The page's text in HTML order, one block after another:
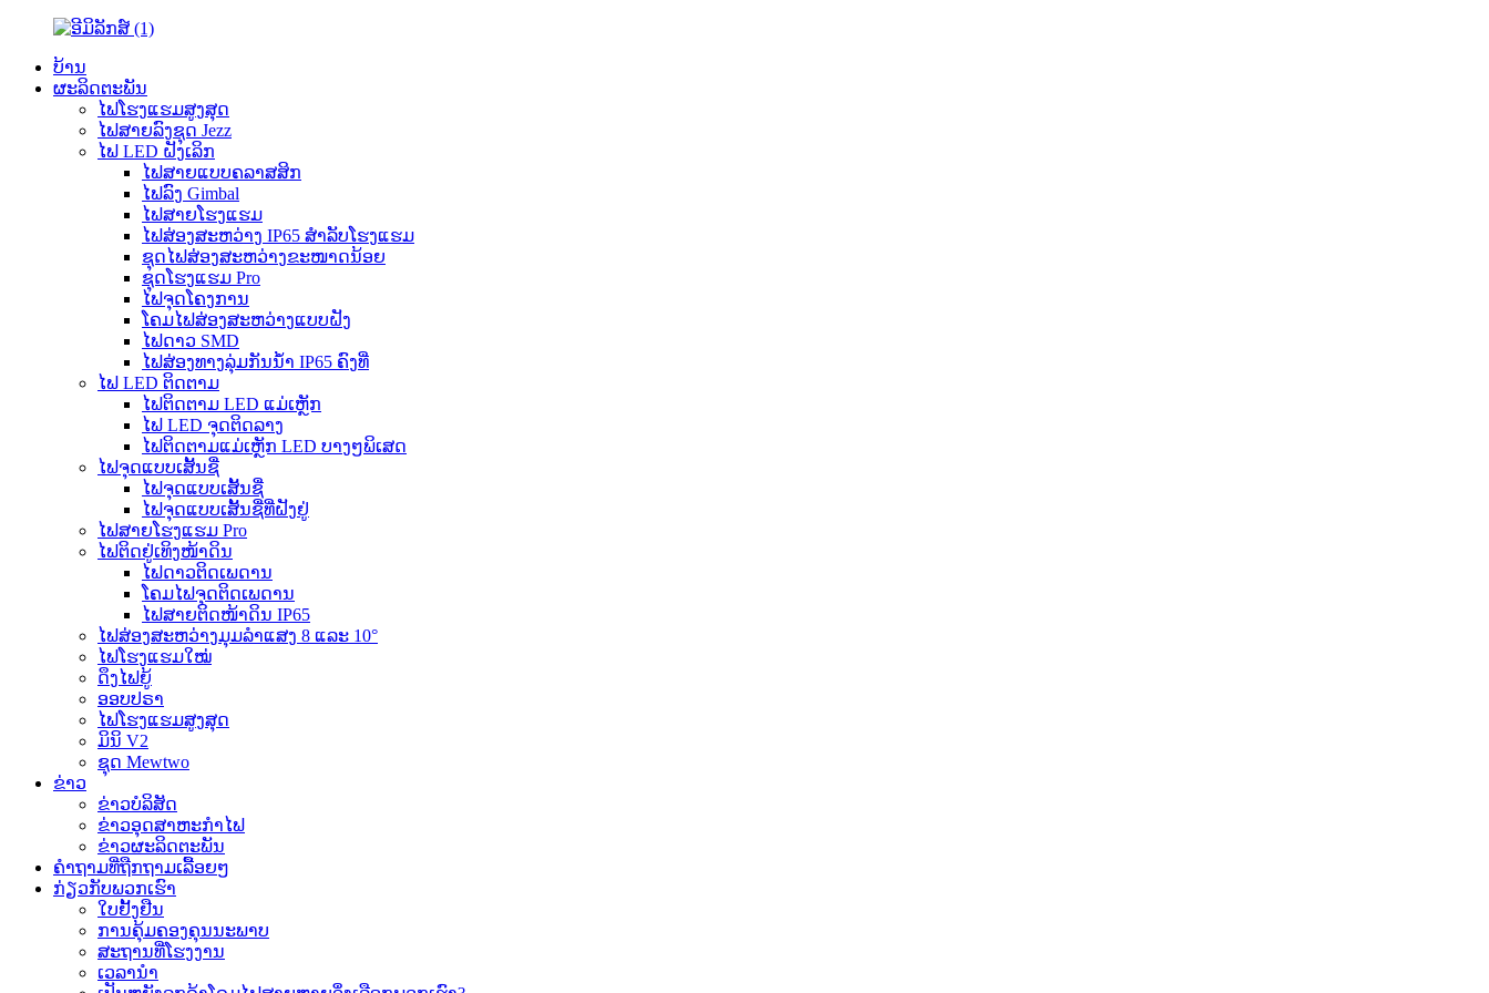
ບ້ານ
ຜະລິດຕະພັນ
ໄຟໂຮງແຮມສູງສຸດ
ໄຟສາຍລົງຊຸດ Jezz
ໄຟ LED ຝັງເລິກ
ໄຟສາຍແບບຄລາສສິກ
ໄຟລົງ Gimbal
ໄຟສາຍໂຮງແຮມ
ໄຟສ່ອງສະຫວ່າງ IP65 ສຳລັບໂຮງແຮມ
ຊຸດໄຟສ່ອງສະຫວ່າງຂະໜາດນ້ອຍ
ຊຸດໂຮງແຮມ Pro
ໄຟຈຸດໂຄງການ
ໂຄມໄຟສ່ອງສະຫວ່າງແບບຝັງ
ໄຟດາວ SMD
ໄຟສ່ອງທາງລຸ່ມກັນນ້ຳ IP65 ຄົງທີ່
ໄຟ LED ຕິດຕາມ
ໄຟຕິດຕາມ LED ແມ່ເຫຼັກ
ໄຟ LED ຈຸດຕິດລາງ
ໄຟຕິດຕາມແມ່ເຫຼັກ LED ບາງໆພິເສດ
ໄຟຈຸດແບບເສັ້ນຊື່
ໄຟຈຸດແບບເສັ້ນຊື່
ໄຟຈຸດແບບເສັ້ນຊື່ທີ່ຝັງຢູ່
ໄຟສາຍໂຮງແຮມ Pro
ໄຟຕິດຢູ່ເທິງໜ້າດິນ
ໄຟດາວຕິດເພດານ
ໂຄມໄຟຈຸດຕິດເພດານ
ໄຟສາຍຕິດໜ້າດິນ IP65
ໄຟສ່ອງສະຫວ່າງມຸມລຳແສງ 8 ແລະ 10°
ໄຟໂຮງແຮມໃໝ່
ດຶງໄຟຍູ້
ອອບປຣາ
ໄຟໂຮງແຮມສູງສຸດ
ມິນິ V2
ຊຸດ Mewtwo
ຂ່າວ
ຂ່າວບໍລິສັດ
ຂ່າວອຸດສາຫະກຳໄຟ
ຂ່າວຜະລິດຕະພັນ
ຄຳຖາມທີ່ຖືກຖາມເລື້ອຍໆ
ກ່ຽວກັບພວກເຮົາ
ໃບຢັ້ງຢືນ
ການຄຸ້ມຄອງຄຸນນະພາບ
ສະຖານທີ່ໂຮງງານ
ເວລານຳ